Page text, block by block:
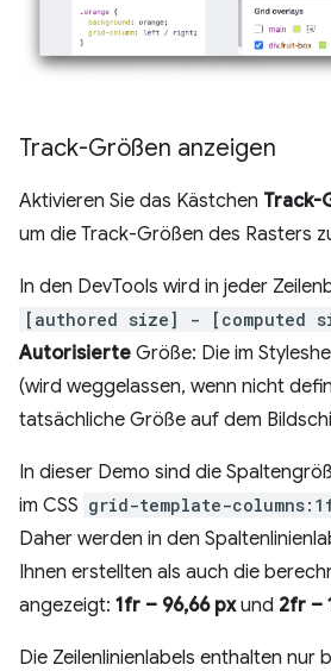
Track-Größen anzeigen
Aktivieren Sie das Kästchen Track-
um die Track-Größen des Rasters
In den DevTools wird in jeder
[authored size] - [computed
Autorisierte Größe: Die im
(wird weggelassen, wenn nicht
tatsächliche Größe auf dem
In dieser Demo sind die
im CSS grid-template-
Daher werden in den
Ihnen erstellten als auch die
angezeigt: 1fr – 96,66 pxund 2fr –
Die Zeilenlinienlabels enthalten nur